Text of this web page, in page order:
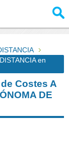
en
Costes A
DE